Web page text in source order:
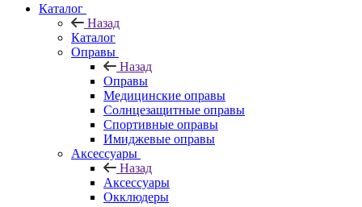
Каталог
Назад
Каталог
Оправы
Назад
Оправы
Медицинские оправы
Солнцезащитные оправы
Спортивные оправы
Имиджевые оправы
Аксессуары
Назад
Аксессуары
Окклюдеры